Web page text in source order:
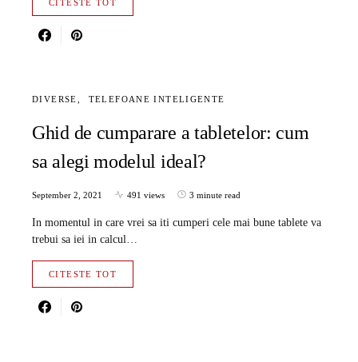
CITESTE TOT
DIVERSE TELEFOANE INTELIGENTE
Ghid de cumparare a tabletelor: cum
sa alegi modelul ideal?
September 2, 2021 491 views 3 minute read
In momentul in care vrei sa iti cumperi cele mai bune tablete va
trebui sa iei in calcul…
CITESTE TOT